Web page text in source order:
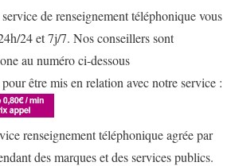
de renseignement téléphonique vous
24 et 7j/7. Nos conseillers sont
au numéro ci-dessous
être mis en relation avec notre service :
renseignement téléphonique agrée par
des marques et des services publics.